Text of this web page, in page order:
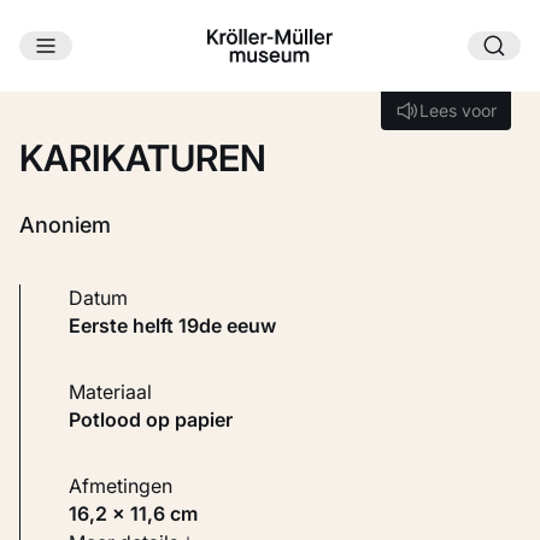
Ga naar hoofdinhoud
Lees voor
Lees voor
KARIKATUREN
Anoniem
Datum
eerste helft 19de eeuw
Materiaal
Potlood op papier
Afmetingen
16,2 × 11,6 cm